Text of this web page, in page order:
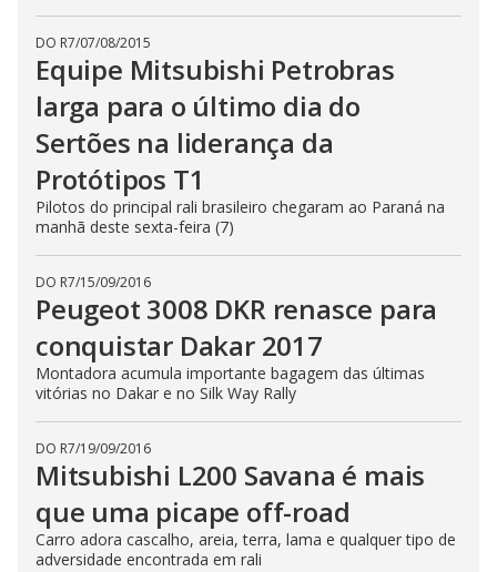
DO R7/07/08/2015
Equipe Mitsubishi Petrobras
larga para o último dia do
Sertões na liderança da
Protótipos T1
Pilotos do principal rali brasileiro chegaram ao Paraná na
manhã deste sexta-feira (7)
DO R7/15/09/2016
Peugeot 3008 DKR renasce para
conquistar Dakar 2017
Montadora acumula importante bagagem das últimas
vitórias no Dakar e no Silk Way Rally
DO R7/19/09/2016
Mitsubishi L200 Savana é mais
que uma picape off-road
Carro adora cascalho, areia, terra, lama e qualquer tipo de
adversidade encontrada em rali